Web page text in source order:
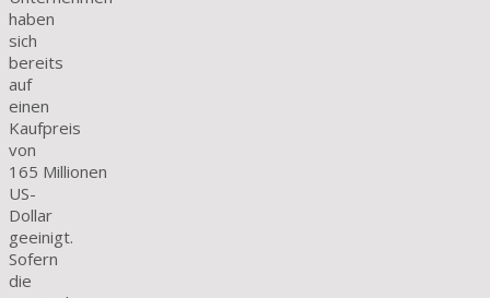
haben
sich
bereits
auf
einen
Kaufpreis
von
165 Millionen
US-
Dollar
geeinigt.
Sofern
die